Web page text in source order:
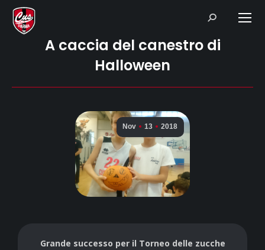
Search:
A caccia del canestro di
Halloween
Nov 13 2018
Grande successo per il Torneo delle zucche